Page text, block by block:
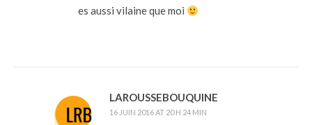
es aussi vilaine que moi
LAROUSSEBOUQUINE
16 JUIN 2016 AT 20 H 24 MIN